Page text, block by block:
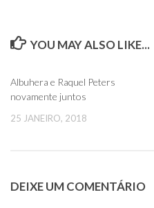
YOU MAY ALSO LIKE...
Albuhera e Raquel Peters
novamente juntos
25 JANEIRO, 2018
DEIXE UM COMENTÁRIO